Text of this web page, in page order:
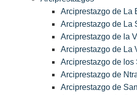
Arciprestazgo de La
Arciprestazgo de La
Arciprestazgo de la
Arciprestazgo de La
Arciprestazgo de los
Arciprestazgo de
Arciprestazgo de